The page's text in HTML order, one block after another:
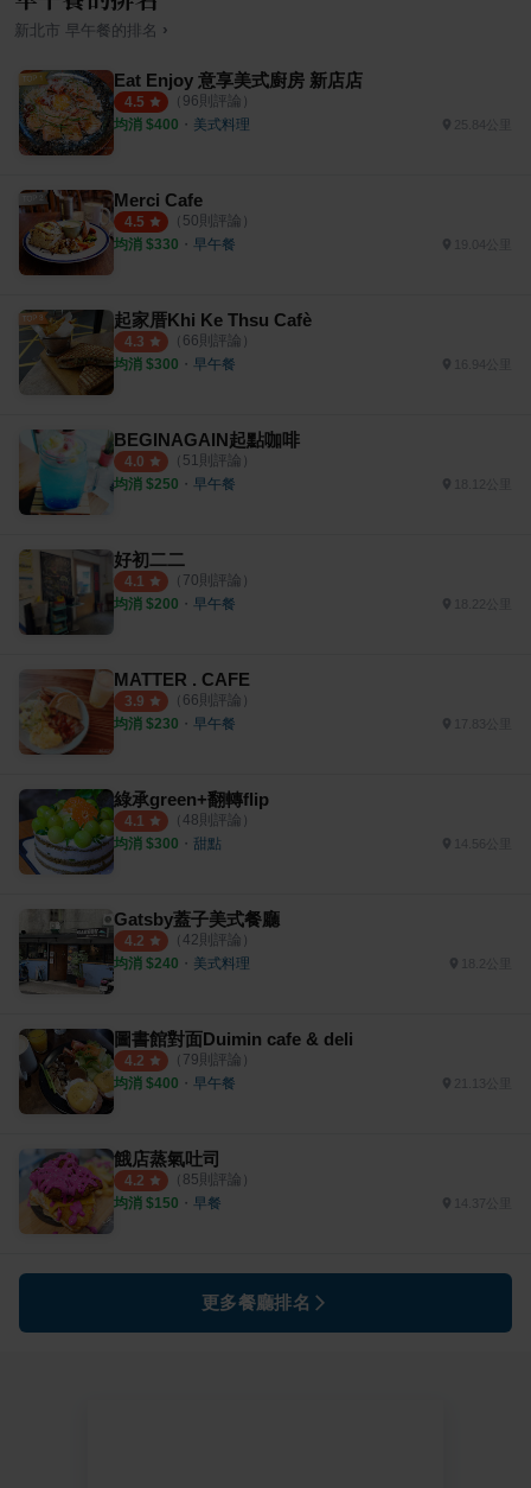
新北市 早午餐的排名 ›
Eat Enjoy 意享美式廚房 新店店
4.5 （ 96則評論）
均消 $400 ・ 美式料理 25.84公里
Merci Cafe
4.5 （ 50則評論）
均消 $330 ・ 早午餐 19.04公里
起家厝Khi Ke Thsu Cafè
4.3 （ 66則評論）
均消 $300 ・ 早午餐 16.94公里
BEGINAGAIN起點咖啡
4.0 （ 51 則評論）
均消 $250 ・ 早午餐
好初二二
4.1 （ 70則評論）
均消 $200 ・ 早午餐
MATTER . CAFE
3.9 （ 66則評論）
均消 $230 ・ 早午餐
綠承green+翻轉flip
4.1 （ 48則評論）
均消 $300 ・ 甜點 14.56公里
Gatsby蓋子美式餐廳
4.2 （ 42則評論）
均消 $240 ・ 美式料理
圖書館對面Duimin cafe & deli
4.2 （ 79則評論）
均消 $400 ・ 早午餐
餓店蒸氣吐司
4.2 （ 85則評論）
均消 $150 ・ 早餐 14.37公里
更多餐廳排名